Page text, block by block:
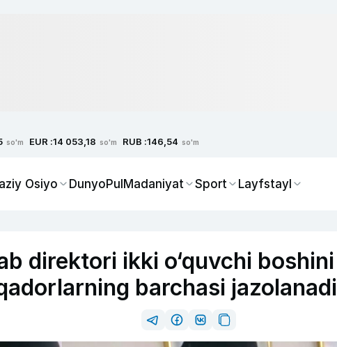
so'm EUR :14 053,18 so'm RUB :146,54 so'm
Osiyo DunyoPulMadaniyat Sport Layfstayl
direktori ikki o‘quvchi boshini
barchasi jazolanadi